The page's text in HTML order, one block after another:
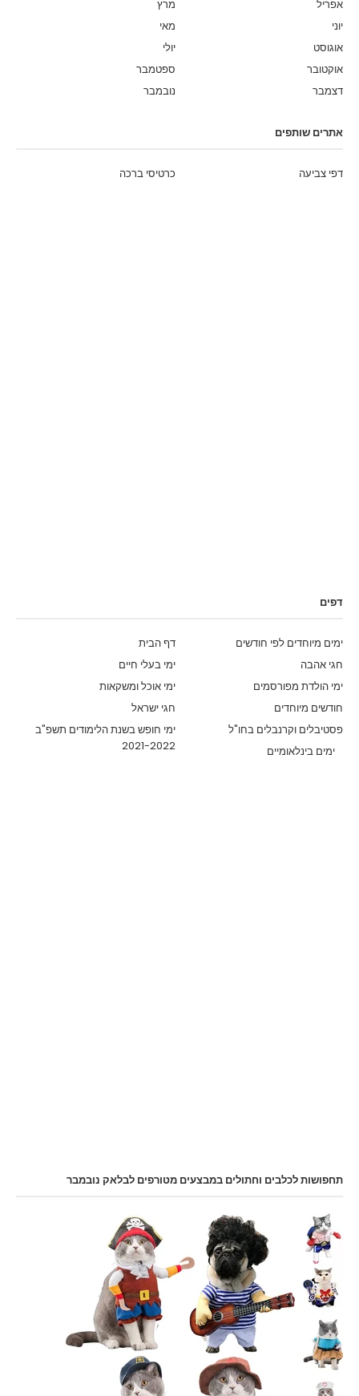
מרץ
אפריל
מאי
יוני
יולי
אוגוסט
ספטמבר
אוקטובר
נובמבר
דצמבר
אתרים שותפים
כרטיסי ברכה דפי צביעה
דפים
דף הבית
ימים מיוחדים לפי חודשים
ימי בעלי חיים
חגי אהבה
ימי אוכל ומשקאות
ימי הולדת מפורסמים
חגי ישראל
חודשים מיוחדים
ימי חופש בשנת הלימודים תשפ"ב
2021-2022
פסטיבלים וקרנבלים בחו"ל
ימים בינלאומיים
תחפושות לכלבים וחתולים במבצעים מטורפים לבלאק נובמבר